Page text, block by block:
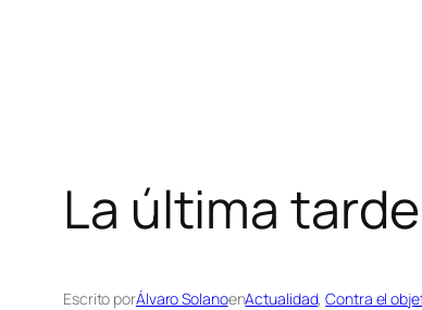
La última
Escrito porÁlvaro SolanoenActualidad, Contra el